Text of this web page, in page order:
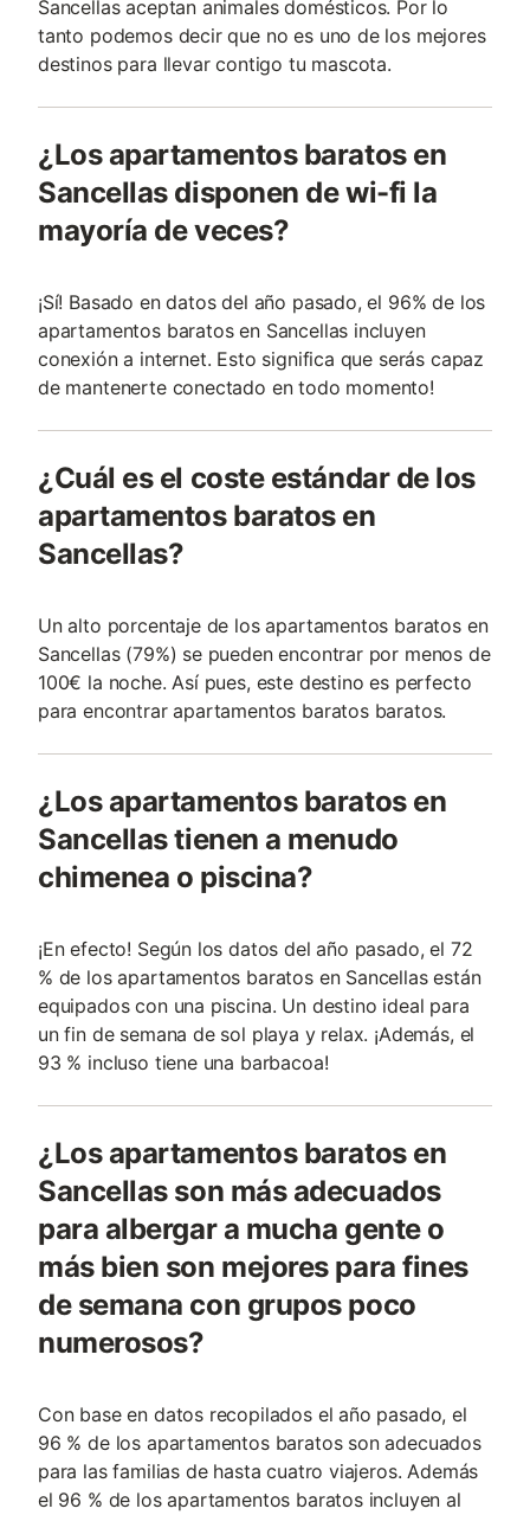
Sancellas aceptan animales domésticos. Por lo
tanto podemos decir que no es uno de los mejores
destinos para llevar contigo tu mascota.
¿Los apartamentos baratos en
Sancellas disponen de wi-fi la
mayoría de veces?
¡Sí! Basado en datos del año pasado, el 96% de los
apartamentos baratos en Sancellas incluyen
conexión a internet. Esto significa que serás capaz
de mantenerte conectado en todo momento!
¿Cuál es el coste estándar de los
apartamentos baratos en
Sancellas?
Un alto porcentaje de los apartamentos baratos en
Sancellas (79%) se pueden encontrar por menos de
100€ la noche. Así pues, este destino es perfecto
para encontrar apartamentos baratos baratos.
¿Los apartamentos baratos en
Sancellas tienen a menudo
chimenea o piscina?
¡En efecto! Según los datos del año pasado, el 72
% de los apartamentos baratos en Sancellas están
equipados con una piscina. Un destino ideal para
un fin de semana de sol playa y relax. ¡Además, el
93 % incluso tiene una barbacoa!
¿Los apartamentos baratos en
Sancellas son más adecuados
para albergar a mucha gente o
más bien son mejores para fines
de semana con grupos poco
numerosos?
Con base en datos recopilados el año pasado, el
96 % de los apartamentos baratos son adecuados
para las familias de hasta cuatro viajeros. Además
el 96 % de los apartamentos baratos incluyen al